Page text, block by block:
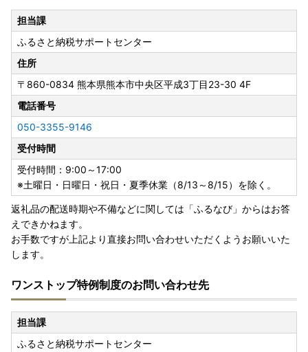
担当課
ふるさと納税サポートセンター
住所
〒860-0834 熊本県熊本市中央区平成3丁目23-30 4F
電話番号
050-3355-9146
受付時間
受付時間：9:00～17:00
※土曜日・日曜日・祝日・夏季休業（8/13～8/15）を除く。
返礼品の配送時期や不備などに関しては「ふるなび」からはお答
えできかねます。
お手数ですが上記より直接お問い合わせいただくようお願いいた
します。
ワンストップ特例制度のお問い合わせ先
担当課
ふるさと納税サポートセンター